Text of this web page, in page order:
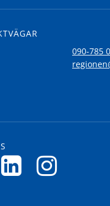
090-785